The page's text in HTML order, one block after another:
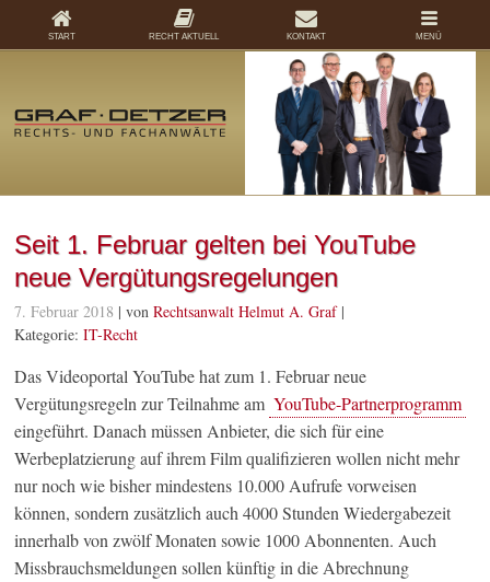
Seit 1. Februar gelten bei YouTube
neue Vergütungsregelungen
7. Februar 2018 | vonRechtsanwalt Helmut A. Graf|
Kategorie:IT-Recht
Das Videoportal YouTube hat zum 1. Februar neue
Vergütungsregeln zur Teilnahme am YouTube-Partnerprogramm
eingeführt. Danach müssen Anbieter, die sich für eine
Werbeplatzierung auf ihrem Film qualifizieren wollen nicht mehr
nur noch wie bisher mindestens 10.000 Aufrufe vorweisen
können, sondern zusätzlich auch 4000 Stunden Wiedergabezeit
innerhalb von zwölf Monaten sowie 1000 Abonnenten. Auch
Missbrauchsmeldungen sollen künftig in die Abrechnung
START RECHT AKTUELL KONTAKT MENÜ